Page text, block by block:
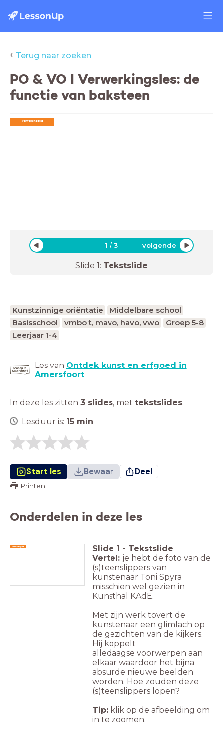
‹ Terug naar zoeken
PO & VO I Verwerkingsles: de
functie van baksteen
Verwerkingsles
1 /3 volgende
Slide 1: Tekstslide
Kunstzinnige oriëntatie
Middelbare school
Basisschool
vmbo t, mavo, havo, vwo
Groep 5-8
Leerjaar 1-4
Les van Ontdek kunst en erfgoed in
Amersfoort
In deze les zitten 3 slides, met tekstslides.
Lesduur is: 15 min
Start les Bewaar Deel
Printen
Onderdelen in deze les
Verwerkingsles Slide 1 - Tekstslide
Vertel: je hebt de foto van de
(s)teenslippers van
kunstenaar Toni Spyra
misschien wel gezien in
Kunsthal KAdE.
Met zijn werk tovert de
kunstenaar een glimlach op
de gezichten van de kijkers.
Hij koppelt
alledaagse voorwerpen aan
elkaar waardoor het bijna
absurde nieuwe beelden
worden. Hoe zouden deze
(s)teenslippers lopen?
Tip: klik op de afbeelding om
in te zoomen.